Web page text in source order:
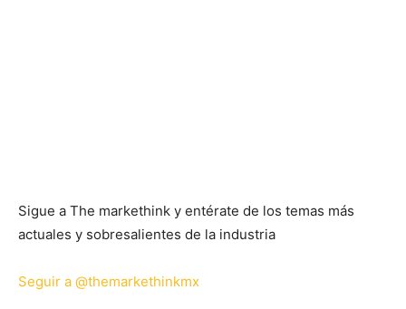
Sigue a The markethink y entérate de los temas más
actuales y sobresalientes de la industria
Seguir a @themarkethinkmx